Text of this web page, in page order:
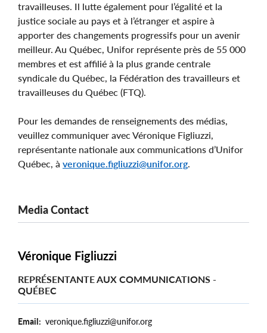
travailleuses. Il lutte également pour l’égalité et la
justice sociale au pays et à l’étranger et aspire à
apporter des changements progressifs pour un avenir
meilleur. Au Québec, Unifor représente près de 55 000
membres et est affilié à la plus grande centrale
syndicale du Québec, la Fédération des travailleurs et
travailleuses du Québec (FTQ).
Pour les demandes de renseignements des médias,
veuillez communiquer avec Véronique Figliuzzi,
représentante nationale aux communications d’Unifor
Québec, à veronique.figliuzzi@unifor.org
Media Contact
Véronique Figliuzzi
REPRÉSENTANTE AUX COMMUNICATIONS -
QUÉBEC
Email veronique.figliuzzi@unifor.org